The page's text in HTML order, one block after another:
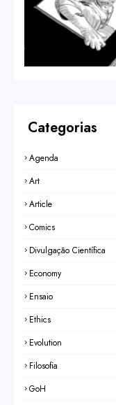
Categorias
Agenda
Art
Article
Comics
Divulgação Científica
Economy
Ensaio
Ethics
Evolution
Filosofia
GoH